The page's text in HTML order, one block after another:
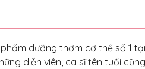
dưỡng thơm cơ thể số 1
diễn viên, ca sĩ tên tuổi